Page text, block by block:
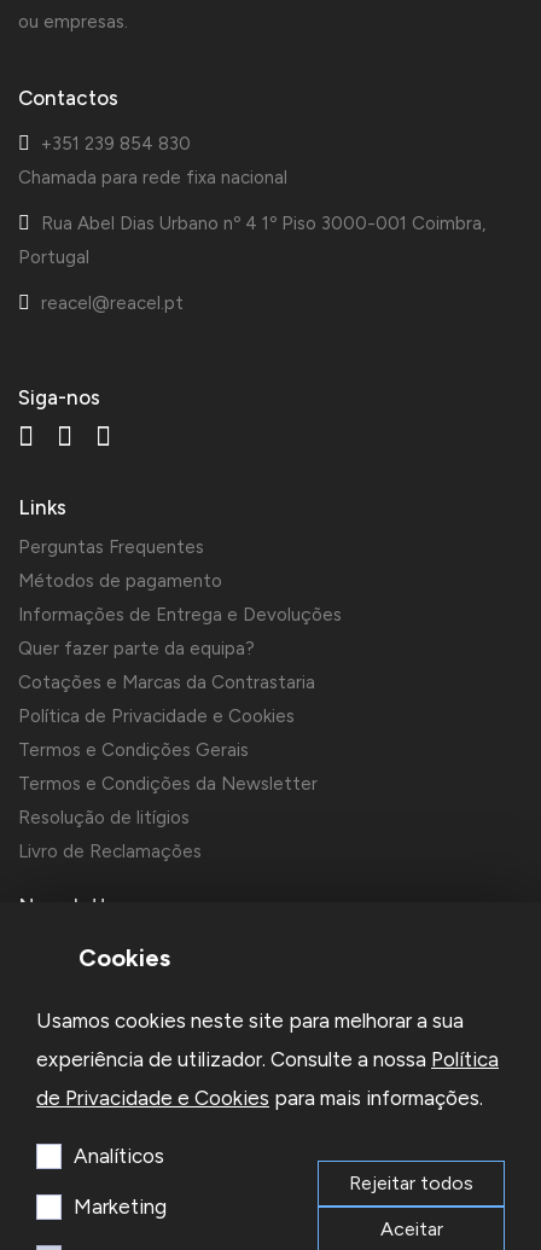
ou empresas.
Contactos
+351 239 854 830
Chamada para rede fixa nacional
Rua Abel Dias Urbano nº 4 1º Piso 3000-001 Coimbra,
Portugal
reacel@reacel.pt
Siga-nos
Links
Perguntas Frequentes
Métodos de pagamento
Informações de Entrega e Devoluções
Quer fazer parte da equipa?
Cotações e Marcas da Contrastaria
Política de Privacidade e Cookies
Termos e Condições Gerais
Termos e Condições da Newsletter
Resolução de litígios
Livro de Reclamações
Newsletter
Li e aceito aPolítica de Privacidadee os Termos e Condições
Subscrever
Cookies
Usamos cookies neste site para melhorar a sua
experiência de utilizador. Consulte a nossa Política
de Privacidade e Cookies para mais informações.
Analíticos
Marketing
Rejeitar todos
Aceitar